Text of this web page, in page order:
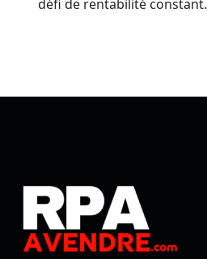
défi de rentabilité constant.